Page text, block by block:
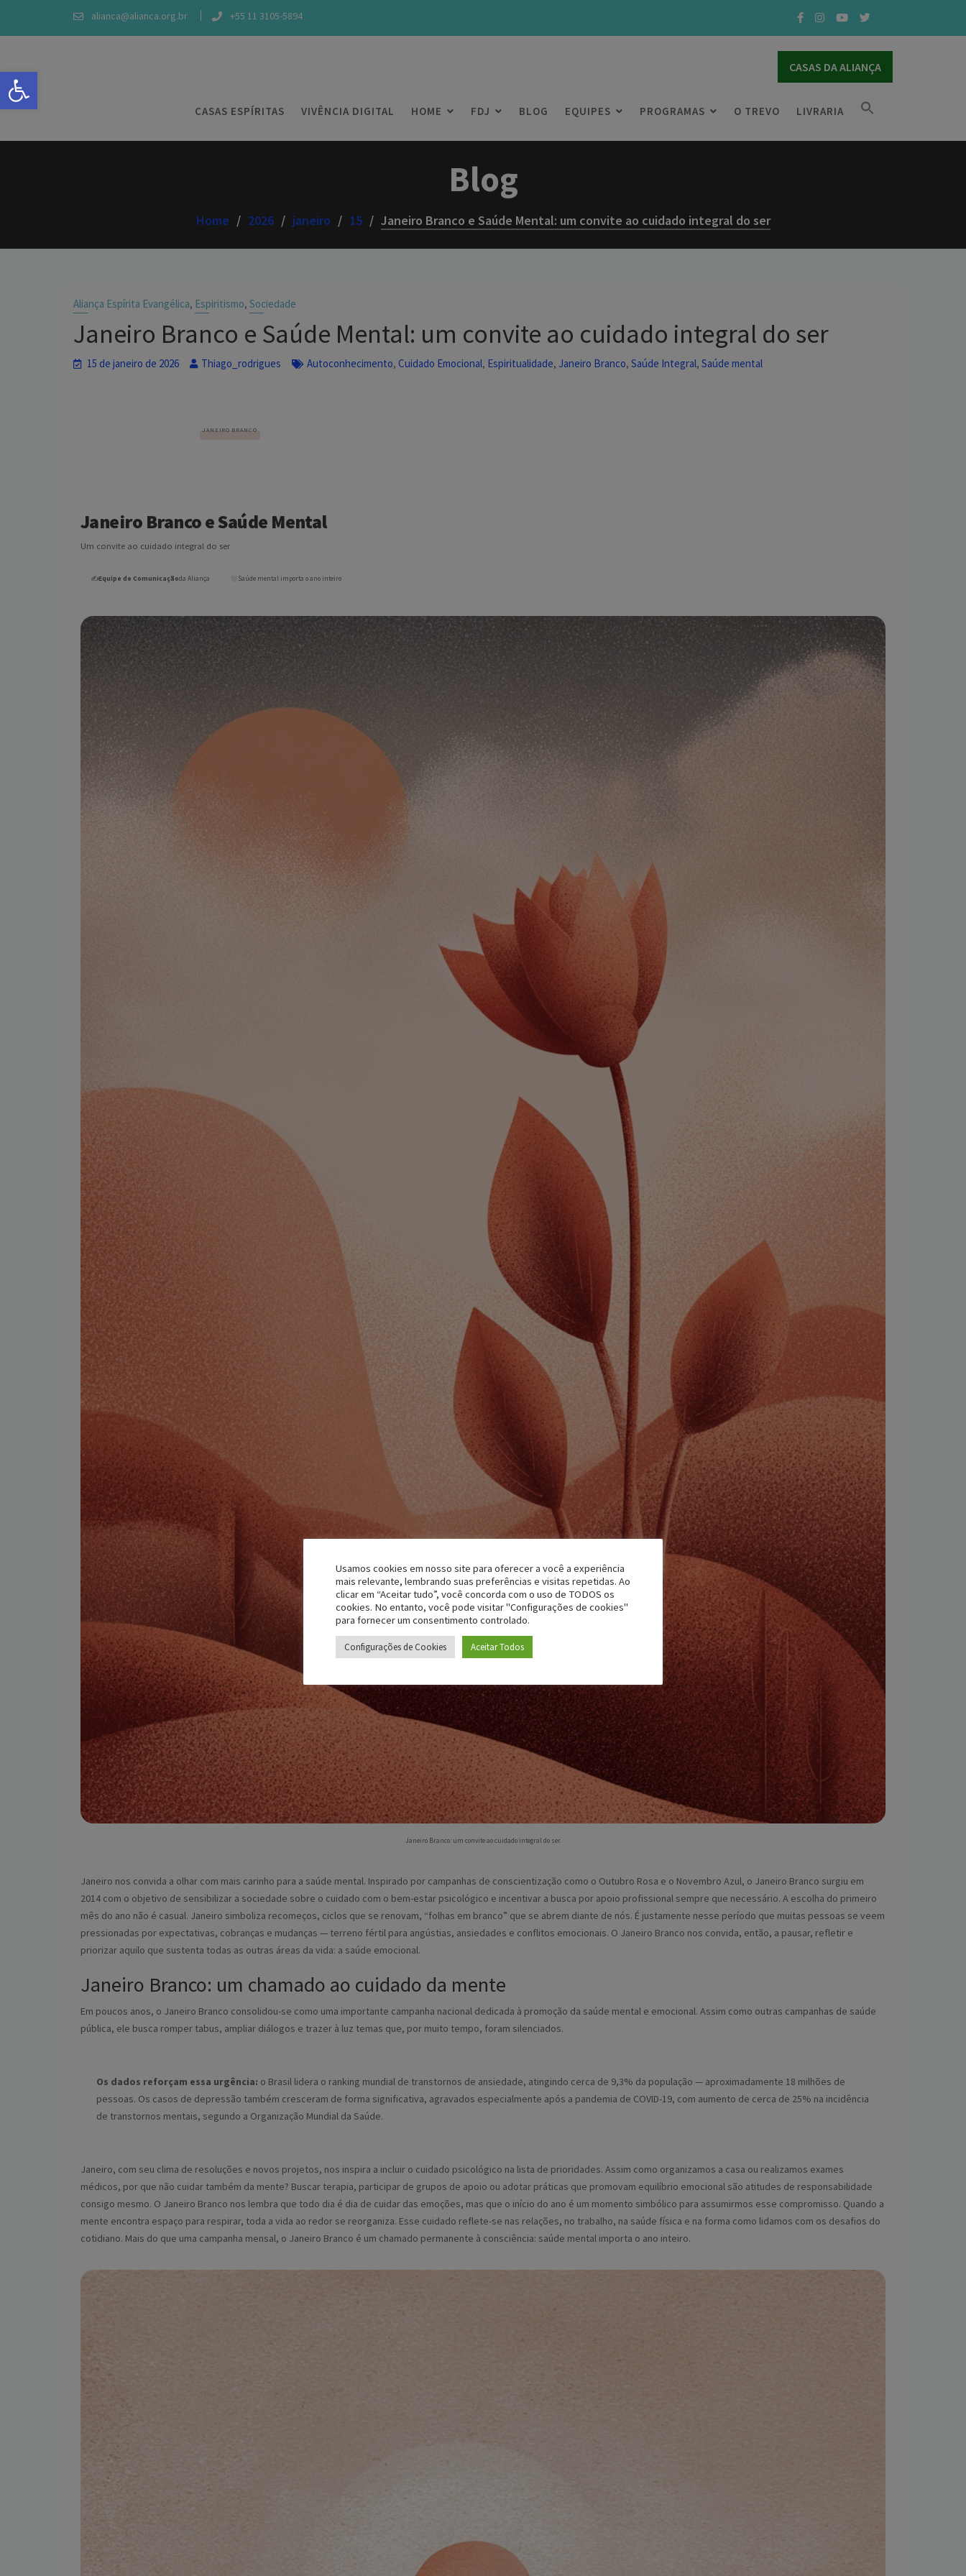
Abrir a barra de ferramentas
alianca@alianca.org.br +55 11 3105-5894
CASAS DA ALIANÇA
CASAS ESPÍRITAS VIVÊNCIA DIGITAL HOME FDJ BLOG EQUIPES PROGRAMAS O TREVO LIVRARIA
Blog
Home 2026 janeiro 15 Janeiro Branco e Saúde Mental: um convite ao cuidado integral do ser
Aliança Espírita Evangélica, Espiritismo, Sociedade
Janeiro Branco e Saúde Mental: um convite ao cuidado integral do ser
15 de janeiro de 2026 Thiago_rodrigues Autoconhecimento, Cuidado Emocional, Espiritualidade, Janeiro Branco, Saúde Integral, Saúde mental
JANEIRO BRANCO
Janeiro Branco e Saúde Mental
Um convite ao cuidado integral do ser
✍️Equipe de Comunicaçãoda Aliança Saúde mental importa o ano inteiro
Janeiro Branco: um convite ao cuidado integral do ser.
Janeiro nos convida a olhar com mais carinho para a saúde mental. Inspirado por campanhas de conscientização como o Outubro Rosa e o Novembro Azul, o Janeiro Branco surgiu em
2014 com o objetivo de sensibilizar a sociedade sobre o cuidado com o bem-estar psicológico e incentivar a busca por apoio profissional sempre que necessário. A escolha do primeiro
mês do ano não é casual. Janeiro simboliza recomeços, ciclos que se renovam, “folhas em branco” que se abrem diante de nós. É justamente nesse período que muitas pessoas se veem
pressionadas por expectativas, cobranças e mudanças — terreno fértil para angústias, ansiedades e conflitos emocionais. O Janeiro Branco nos convida, então, a pausar, refletir e
priorizar aquilo que sustenta todas as outras áreas da vida: a saúde emocional.
Janeiro Branco: um chamado ao cuidado da mente
Em poucos anos, o Janeiro Branco consolidou-se como uma importante campanha nacional dedicada à promoção da saúde mental e emocional. Assim como outras campanhas de saúde
pública, ele busca romper tabus, ampliar diálogos e trazer à luz temas que, por muito tempo, foram silenciados.
Os dados reforçam essa urgência: o Brasil lidera o ranking mundial de transtornos de ansiedade, atingindo cerca de 9,3% da população — aproximadamente 18 milhões de
pessoas. Os casos de depressão também cresceram de forma significativa, agravados especialmente após a pandemia de COVID-19, com aumento de cerca de 25% na incidência
de transtornos mentais, segundo a Organização Mundial da Saúde.
Janeiro, com seu clima de resoluções e novos projetos, nos inspira a incluir o cuidado psicológico na lista de prioridades. Assim como organizamos a casa ou realizamos exames
médicos, por que não cuidar também da mente? Buscar terapia, participar de grupos de apoio ou adotar práticas que promovam equilíbrio emocional são atitudes de responsabilidade
consigo mesmo. O Janeiro Branco nos lembra que todo dia é dia de cuidar das emoções, mas que o início do ano é um momento simbólico para assumirmos esse compromisso. Quando a
mente encontra espaço para respirar, toda a vida ao redor se reorganiza. Esse cuidado reflete-se nas relações, no trabalho, na saúde física e na forma como lidamos com os desafios do
cotidiano. Mais do que uma campanha mensal, o Janeiro Branco é um chamado permanente à consciência: saúde mental importa o ano inteiro.
Usamos cookies em nosso site para oferecer a você a experiência
mais relevante, lembrando suas preferências e visitas repetidas. Ao
clicar em “Aceitar tudo”, você concorda com o uso de TODOS os
cookies. No entanto, você pode visitar "Configurações de cookies"
para fornecer um consentimento controlado.
Configurações de Cookies Aceitar Todos